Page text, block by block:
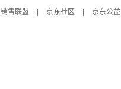
销售联盟 京东社区
京东公益